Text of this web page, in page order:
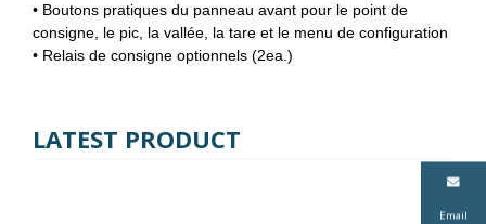
Email
• Boutons pratiques du panneau avant pour le point de
consigne, le pic, la vallée, la tare et le menu de configuration
• Relais de consigne optionnels (2ea.)
LATEST PRODUCT